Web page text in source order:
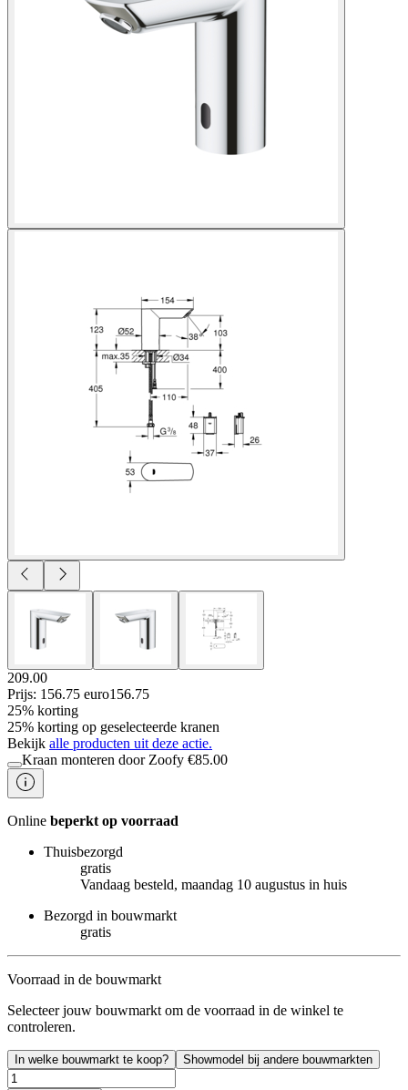
209.00
Prijs: 156.75 euro156.75
25% korting
25% korting op geselecteerde kranen
Bekijk alle producten uit deze actie.
Kraan monteren door Zoofy €85.00
Online beperkt op voorraad
Thuisbezorgd
gratis
Vandaag besteld, maandag 10 augustus in huis
Bezorgd in bouwmarkt
gratis
Voorraad in de bouwmarkt
Selecteer jouw bouwmarkt om de voorraad in de winkel te
controleren.
In welke bouwmarkt te koop? Showmodel bij andere bouwmarkten